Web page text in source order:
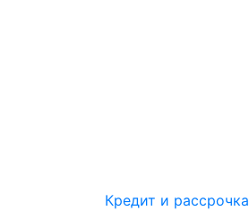
Кредит и рассрочка